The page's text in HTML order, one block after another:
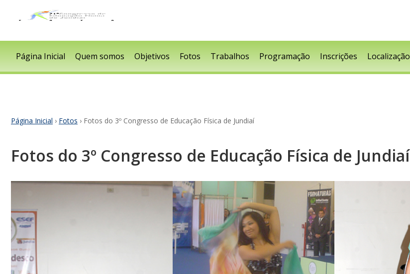
Página Inicial Quem somos Objetivos Fotos Trabalhos Programação Inscrições Localização
Página Inicial › Fotos › Fotos do 3º Congresso de Educação Física de Jundiaí
Fotos do 3º Congresso de Educação Física de Jundiaí